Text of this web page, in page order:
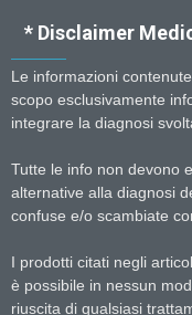
* Disclaimer
Le informazioni
scopo esclusivamente
integrare la diagnosi
Tutte le info non devono
alternative alla diagnosi
confuse e/o scambiate
I prodotti citati negli
è possibile in nessun
riuscita di qualsiasi